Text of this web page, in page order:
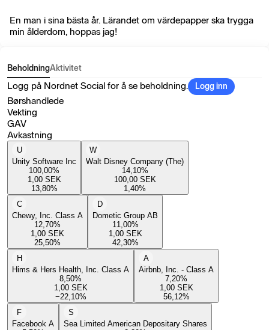
En man i sina bästa år. Lärandet om värdepapper ska trygga
min ålderdom, hoppas jag!
BeholdningAktivitet
Logg på Nordnet Social for å se beholdning. Logg inn
Børshandlede
Vekting
GAV
Avkastning
U
Unity Software Inc
100,00%
1,00 SEK
13,80%
W
Walt Disney Company (The)
14,10%
100,00 SEK
1,40%
C
Chewy, Inc. Class A
12,70%
1,00 SEK
25,50%
D
Dometic Group AB
11,00%
1,00 SEK
42,30%
H
Hims & Hers Health, Inc. Class A
8,50%
1,00 SEK
−22,10%
A
Airbnb, Inc. - Class A
7,20%
1,00 SEK
56,12%
F
Facebook A
S
Sea Limited American Depositary Shares